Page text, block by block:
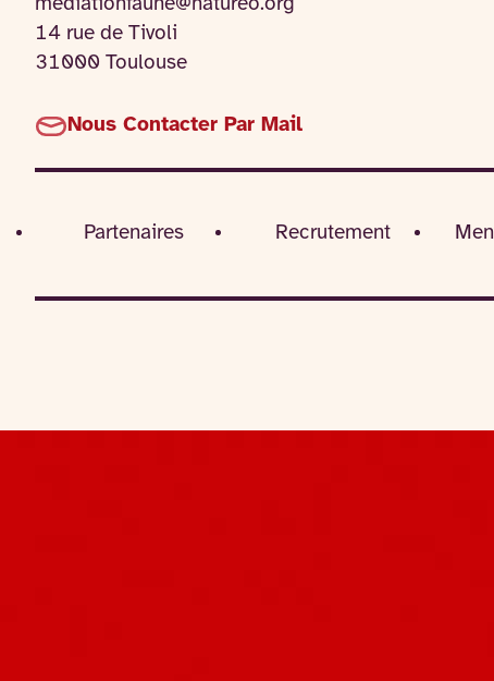
mediationfaune@natureo.org
14 rue de Tivoli
31000 Toulouse
Nous Contacter Par Mail
Partenaires Recrutement